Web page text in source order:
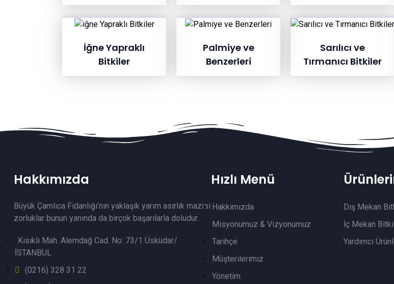
İğne Yapraklı
Bitkiler
Palmiye ve
Benzerleri
Sarılıcı ve
Tırmanıcı Bitkiler
Hakkımızda
Büyük Çamlıca Fidanlığı’nın yaklaşık yarım asırlık mazisi
zorluklar bunun yanında da birçok başarılarla doludur.
Kısıklı Mah. Alemdağ Cad. No: 73/1 Üsküdar/
İSTANBUL
(0216) 328 31 22
Hızlı Menü
Hakkımızda
Misyonumuz & Vizyonumuz
Tarihçe
Müşterilerimiz
Yönetim
Dış Mekan
İç Mekan
Yardımcı